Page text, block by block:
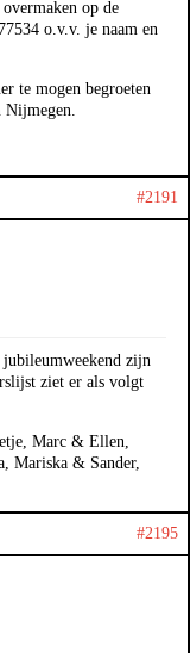
op de
o.v.v. je naam en
te mogen begroeten
Nijmegen.
#2191
zijn
ziet er als volgt
Marc & Ellen,
Mariska & Sander,
#2195